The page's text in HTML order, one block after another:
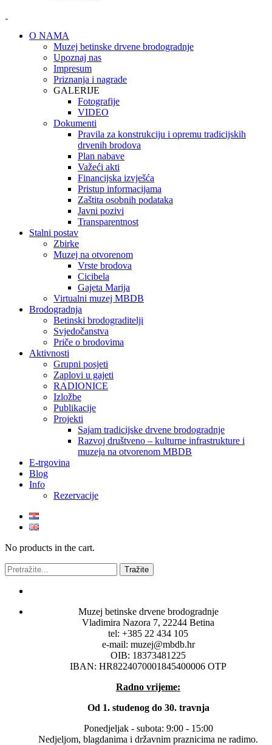
O NAMA
Muzej betinske drvene brodogradnje
Upoznaj nas
Impresum
Priznanja i nagrade
GALERIJE
Fotografije
VIDEO
Dokumenti
Pravila za konstrukciju i opremu tradicijskih
drvenih brodova
Plan nabave
Važeći akti
Financijska izvješća
Pristup informacijama
Zaštita osobnih podataka
Javni pozivi
Transparentnost
Stalni postav
Zbirke
Muzej na otvorenom
Vrste brodova
Cicibela
Gajeta Marija
Virtualni muzej MBDB
Brodogradnja
Betinski brodograditelji
Svjedočanstva
Priče o brodovima
Aktivnosti
Grupni posjeti
Zaplovi u gajeti
RADIONICE
Izložbe
Publikacije
Projekti
Sajam tradicijske drvene brodogradnje
Razvoj društveno – kulturne infrastrukture i
muzeja na otvorenom MBDB
E-trgovina
Blog
Info
Rezervacije
No products in the cart.
Muzej betinske drvene brodogradnje
Vladimira Nazora 7, 22244 Betina
tel: +385 22 434 105
e-mail: muzej@mbdb.hr
OIB: 18373481225
IBAN: HR8224070001845400006 OTP
Radno vrijeme:
Od 1. studenog do 30. travnja
Ponedjeljak - subota: 9:00 - 15:00
Nedjeljom, blagdanima i državnim praznicima ne radimo.